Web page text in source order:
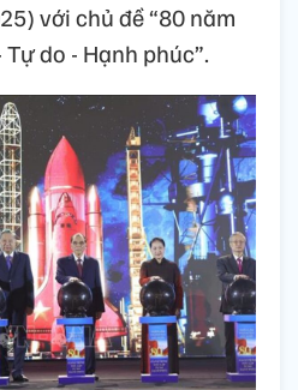
với chủ đề “80 năm
do - Hạnh phúc”.